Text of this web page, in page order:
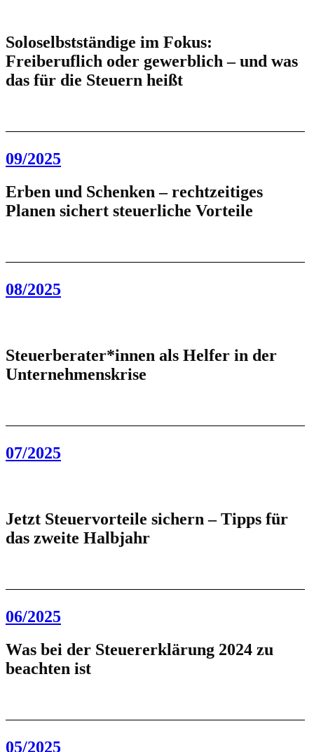
Soloselbstständige im Fokus:
Freiberuflich oder gewerblich – und was
das für die Steuern heißt
09/2025
Erben und Schenken – rechtzeitiges
Planen sichert steuerliche Vorteile
08/2025
Steuerberater*innen als Helfer in der
Unternehmenskrise
07/2025
Jetzt Steuervorteile sichern – Tipps für
das zweite Halbjahr
06/2025
Was bei der Steuererklärung 2024 zu
beachten ist
05/2025